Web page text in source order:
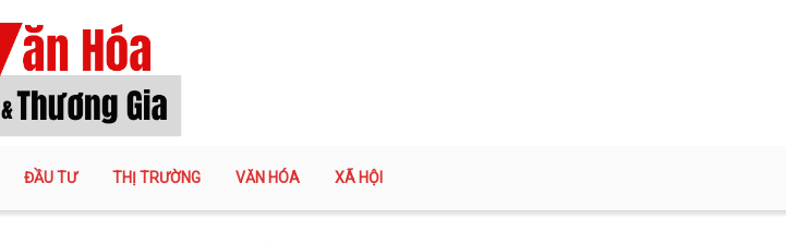
ĐẦU TƯ THỊ TRƯỜNG VĂN HÓA XÃ HỘI